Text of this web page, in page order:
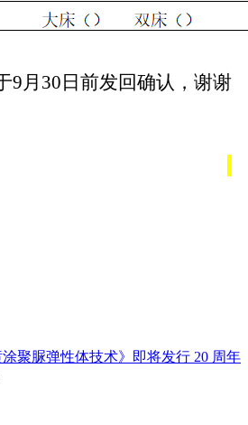
9月 30 日前发回确认，谢谢
聚脲弹性体技术》即将发行 20 周年